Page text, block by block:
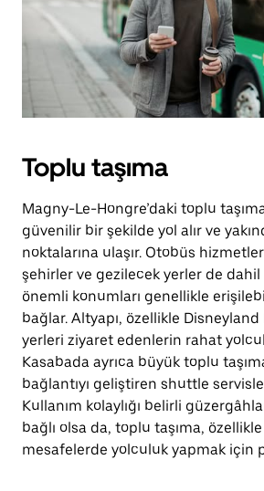
Toplu taşıma
Magny-Le-Hongre’daki toplu
güvenilir bir şekilde yol alır ve
noktalarına ulaşır. Otobüs
şehirler ve gezilecek yerler de dahil
önemli konumları genellikle
bağlar. Altyapı, özellikle
yerleri ziyaret edenlerin rahat
Kasabada ayrıca büyük toplu
bağlantıyı geliştiren shuttle
Kullanım kolaylığı belirli
bağlı olsa da, toplu taşıma,
mesafelerde yolculuk yapmak için